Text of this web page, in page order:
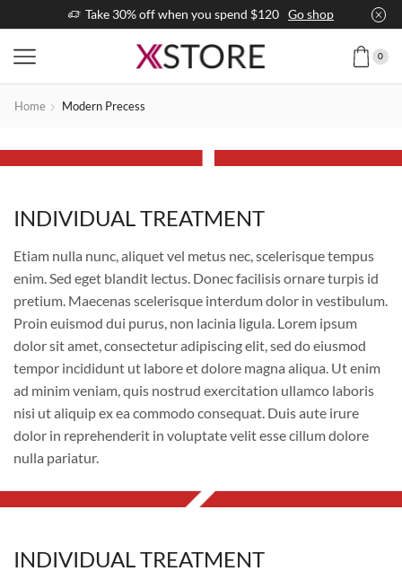
Take 30% off when you spend $120 Go shop
0
Home Modern Precess
INDIVIDUAL TREATMENT
Etiam nulla nunc, aliquet vel metus nec, scelerisque tempus
enim. Sed eget blandit lectus. Donec facilisis ornare turpis id
pretium. Maecenas scelerisque interdum dolor in vestibulum.
Proin euismod dui purus, non lacinia ligula. Lorem ipsum
dolor sit amet, consectetur adipiscing elit, sed do eiusmod
tempor incididunt ut labore et dolore magna aliqua. Ut enim
ad minim veniam, quis nostrud exercitation ullamco laboris
nisi ut aliquip ex ea commodo consequat. Duis aute irure
dolor in reprehenderit in voluptate velit esse cillum dolore
nulla pariatur.
1
INDIVIDUAL TREATMENT
2
INDIVIDUAL TREATMENT
INDIVIDUAL TREATMENT